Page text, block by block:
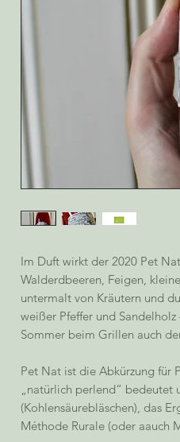
Im Duft wirkt der 2020 Pet
Walderdbeeren, Feigen,
untermalt von Kräutern und
weißer Pfeffer und
Sommer beim Grillen auch
Pet Nat ist die Abkürzung für
„natürlich perlend“ bedeutet
(Kohlensäurebläschen), das
Méthode Rurale (oder aauch